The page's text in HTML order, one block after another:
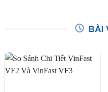
BÀI